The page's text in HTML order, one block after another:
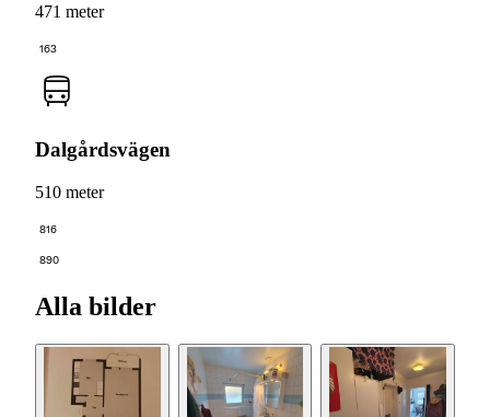
471 meter
163
Dalgårdsvägen
510 meter
816
890
Alla bilder